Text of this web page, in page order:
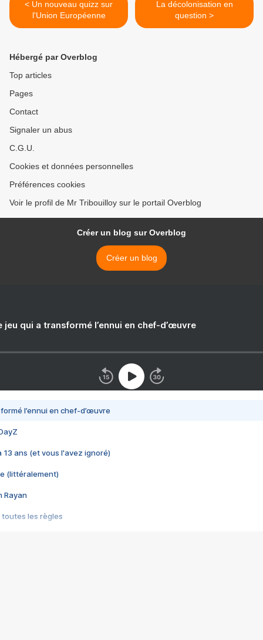
< Un nouveau quizz sur
l'Union Européenne
La décolonisation en
question >
Hébergé par Overblog
Top articles
Pages
Contact
Signaler un abus
C.G.U.
Cookies et données personnelles
Préférences cookies
Voir le profil de Mr Tribouilloy sur le portail Overblog
Créer un blog sur Overblog
Créer un blog
jeu qui a transformé l’ennui en chef-d’œuvre
l’ennui en chef-d’œuvre
13 ans (et vous l'avez ignoré)
(littéralement)
Rayan
toutes les règles